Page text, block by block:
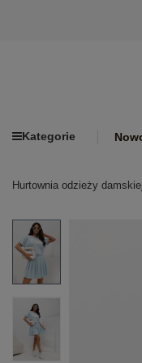
Kategorie
Hurtownia odzieży damskiej